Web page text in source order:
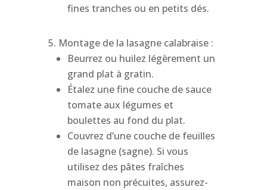
fines tranches ou en petits dés.
Montage de la lasagne calabraise :
Beurrez ou huilez légèrement un
grand plat à gratin.
Étalez une fine couche de sauce
tomate aux légumes et
boulettes au fond du plat.
Couvrez d’une couche de feuilles
de lasagne (sagne). Si vous
utilisez des pâtes fraîches
maison non précuites, assurez-